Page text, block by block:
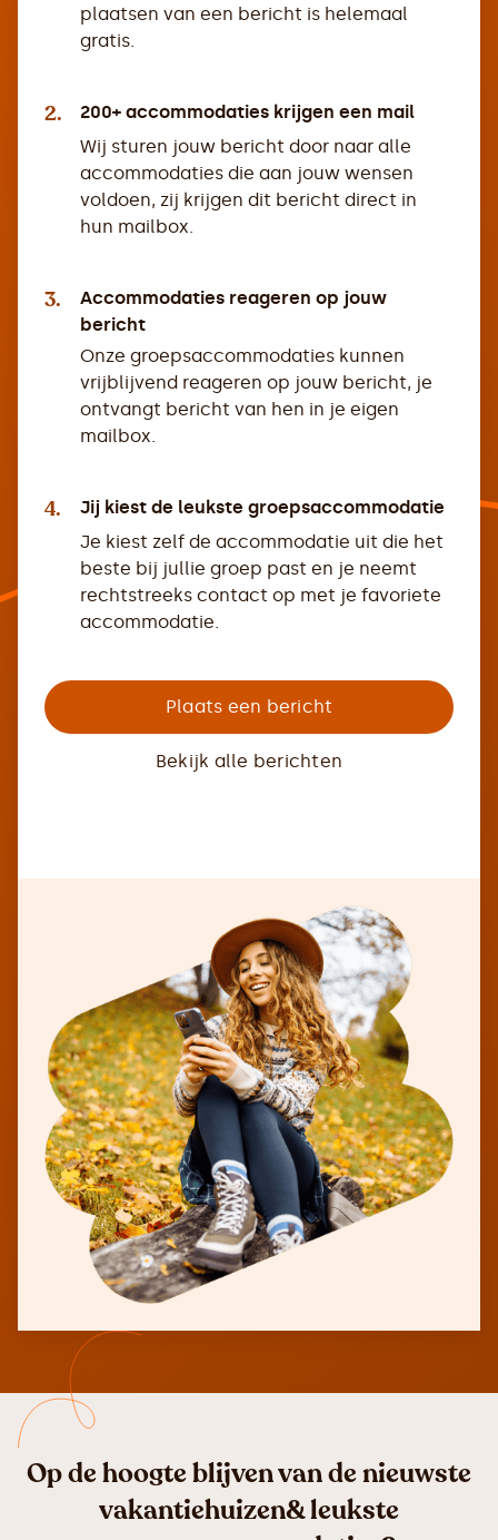
plaatsen van een bericht is helemaal
gratis.
2.
200+ accommodaties krijgen een mail
Wij sturen jouw bericht door naar alle
accommodaties die aan jouw wensen
voldoen, zij krijgen dit bericht direct in
hun mailbox.
3.
Accommodaties reageren op jouw
bericht
Onze groepsaccommodaties kunnen
vrijblijvend reageren op jouw bericht, je
ontvangt bericht van hen in je eigen
mailbox.
4.
Jij kiest de leukste groepsaccommodatie
Je kiest zelf de accommodatie uit die het
beste bij jullie groep past en je neemt
rechtstreeks contact op met je favoriete
accommodatie.
Plaats een bericht
Bekijk alle berichten
Op de hoogte blijven van de nieuwste
vakantiehuizen& leukste